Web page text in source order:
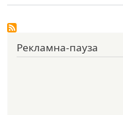
Рекламна-пауза